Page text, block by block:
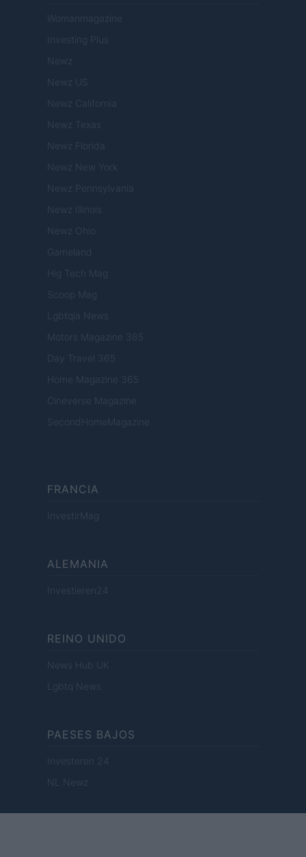
Womanmagazine
Investing Plus
Newz
Newz US
Newz California
Newz Texas
Newz Florida
Newz New York
Newz Pennsylvania
Newz Illinois
Newz Ohio
Gameland
Hig Tech Mag
Scoop Mag
Lgbtqia News
Motors Magazine 365
Day Travel 365
Home Magazine 365
Cineverse Magazine
SecondHomeMagazine
FRANCIA
InvestirMag
ALEMANIA
Investieren24
REINO UNIDO
News Hub UK
Lgbtq News
PAESES BAJOS
Investeren 24
NL Newz